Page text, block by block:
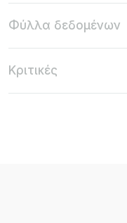
Φύλλα δεδομένων
Κριτικές